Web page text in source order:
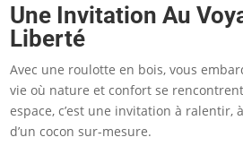
Une Invitation Au
Liberté
Avec une roulotte en bois, vous
vie où nature et confort se
espace, c’est une invitation à ralentir,
d’un cocon sur-mesure.